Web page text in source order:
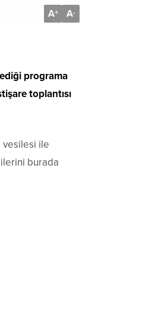
A+ A-
programa
toplantısı
vesilesi ile
burada